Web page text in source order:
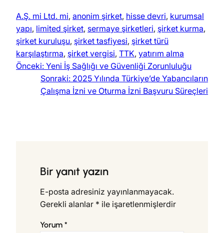
A.Ş. mi Ltd. mi, anonim şirket, hisse devri, kurumsal
yapı, limited şirket, sermaye şirketleri, şirket kurma
şirket kuruluşu, şirket tasfiyesi, şirket türü
karşılaştırma, şirket vergisi, TTK, yatırım alma
Önceki: Yeni İş Sağlığı ve Güvenliği Zorunluluğu
Sonraki: 2025 Yılında Türkiye’de Yabancıların
Çalışma İzni ve Oturma İzni Başvuru Süreçleri
Bir yanıt yazın
E-posta adresiniz yayınlanmayacak.
Gerekli alanlar * ile işaretlenmişlerdir
Yorum *